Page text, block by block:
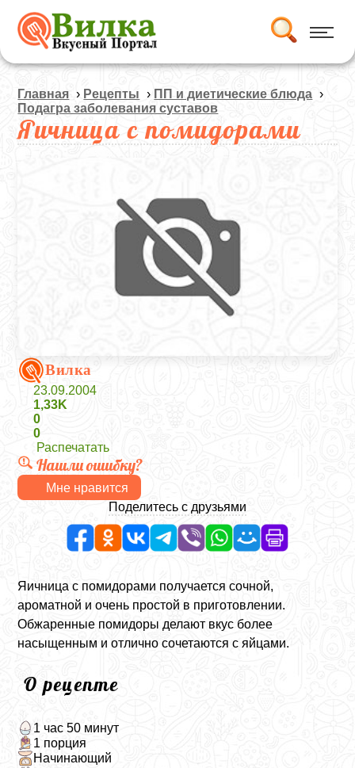
Главная › Рецепты › ПП и диетические блюда ›
Подагра заболевания суставов
Яичница с помидорами
Вилка
23.09.2004
1,33K
0
0
Распечатать
Нашли ошибку?
Мне нравится
Поделитесь с друзьями
Яичница с помидорами получается сочной,
ароматной и очень простой в приготовлении.
Обжаренные помидоры делают вкус более
насыщенным и отлично сочетаются с яйцами.
О рецепте
1 час 50 минут
1 порция
Начинающий